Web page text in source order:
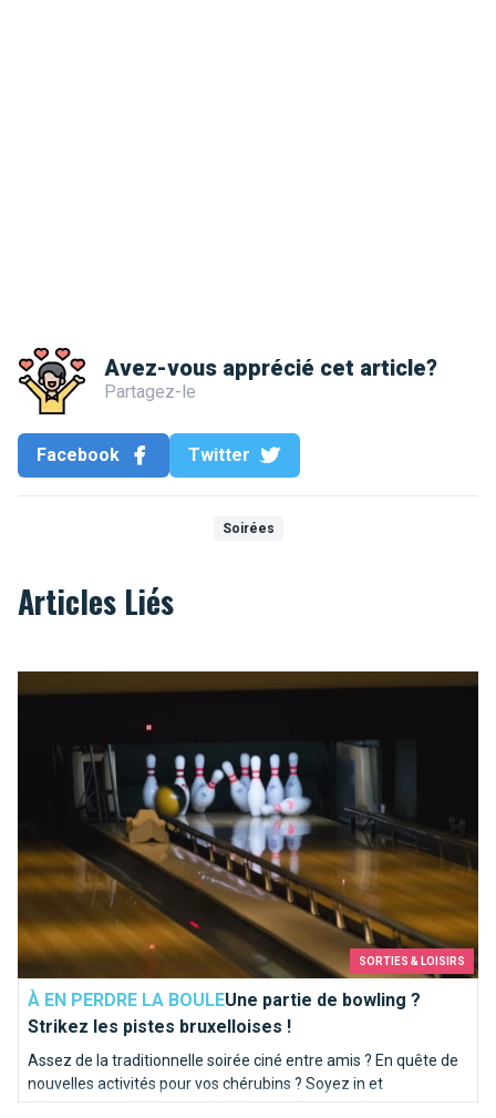
Avez-vous apprécié cet article?
Partagez-le
Facebook Twitter
Soirées
Articles Liés
SORTIES & LOISIRS
À EN PERDRE LA BOULEUne partie de bowling ?
Strikez les pistes bruxelloises !
Assez de la traditionnelle soirée ciné entre amis ? En quête de
nouvelles activités pour vos chérubins ? Soyez in et
programmez-vous une soirée bowling. Brusselslife a
Une partie de bowling ? Strikez les pistes bruxelloises !